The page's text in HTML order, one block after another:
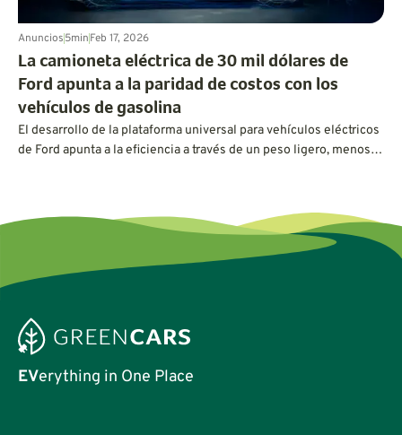
Anuncios5minFeb 17, 2026
La camioneta eléctrica de 30 mil dólares de
Ford apunta a la paridad de costos con los
vehículos de gasolina
El desarrollo de la plataforma universal para vehículos eléctricos
de Ford apunta a la eficiencia a través de un peso ligero, menos
EVerything in One Place